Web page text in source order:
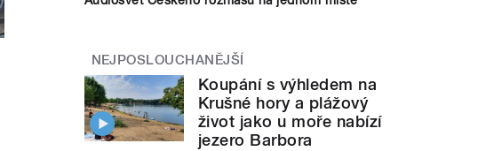
NEJPOSLOUCHANĚJŠÍ
Koupání s výhledem na
Krušné hory a plážový
život jako u moře nabízí
jezero Barbora